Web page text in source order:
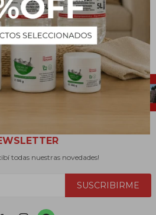
todas nuestras novedades!
SUSCRIBIRME